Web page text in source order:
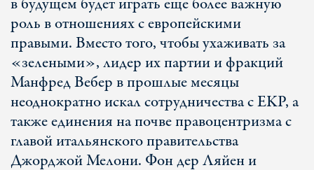
роль в отношениях с европейскими
правыми. Вместо того, чтобы ухаживать за
«зелеными», лидер их партии и фракций
Манфред Вебер в прошлые месяцы
неоднократно искал сотрудничества с EKР, а
также единения на почве правоцентризма с
главой итальянского правительства
Джорджой Мелони. Фон дер Ляйен и